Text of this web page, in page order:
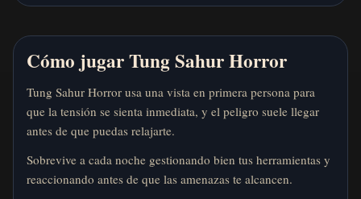
Cómo jugar Tung Sahur Horror
Tung Sahur Horror usa una vista en primera persona para
que la tensión se sienta inmediata, y el peligro suele llegar
antes de que puedas relajarte.
Sobrevive a cada noche gestionando bien tus herramientas y
reaccionando antes de que las amenazas te alcancen.